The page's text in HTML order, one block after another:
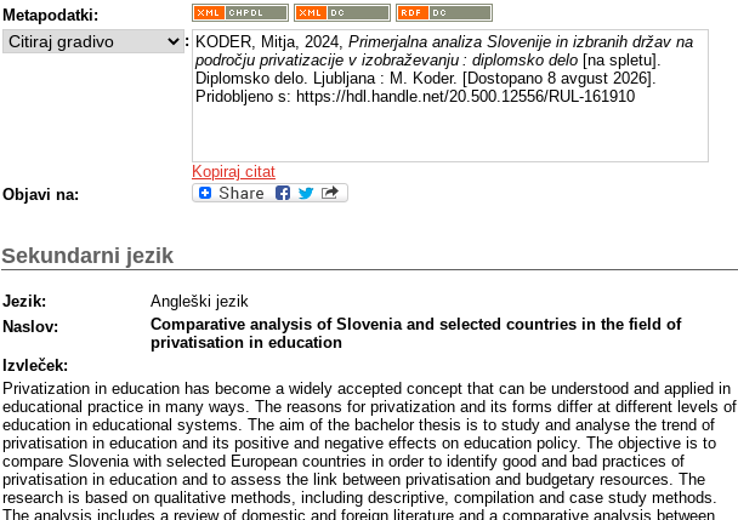
Metapodatki:
: KODER, Mitja, 2024, Primerjalna analiza Slovenije in izbranih držav na
področju privatizacije v izobraževanju : diplomsko delo [na spletu].
Diplomsko delo. Ljubljana : M. Koder. [Dostopano 8 avgust 2026].
Pridobljeno s: https://hdl.handle.net/20.500.12556/RUL-161910
Kopiraj citat
Objavi na:
Sekundarni jezik
Jezik:
Angleški jezik
Naslov:
Comparative analysis of Slovenia and selected countries in the field of
privatisation in education
Izvleček:
Privatization in education has become a widely accepted concept that can be understood and applied in
educational practice in many ways. The reasons for privatization and its forms differ at different levels of
education in educational systems. The aim of the bachelor thesis is to study and analyse the trend of
privatisation in education and its positive and negative effects on education policy. The objective is to
compare Slovenia with selected European countries in order to identify good and bad practices of
privatisation in education and to assess the link between privatisation and budgetary resources. The
research is based on qualitative methods, including descriptive, compilation and case study methods.
The analysis includes a review of domestic and foreign literature and a comparative analysis between